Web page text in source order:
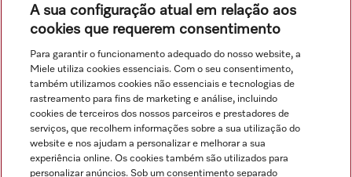
Comparar
Ver tudo
A sua configuração atual em relação aos
cookies que requerem consentimento
Para garantir o funcionamento adequado do nosso website, a
Miele utiliza cookies essenciais. Com o seu consentimento,
também utilizamos cookies não essenciais e tecnologias de
rastreamento para fins de marketing e análise, incluindo
cookies de terceiros dos nossos parceiros e prestadores de
serviços, que recolhem informações sobre a sua utilização do
website e nos ajudam a personalizar e melhorar a sua
experiência online. Os cookies também são utilizados para
personalizar anúncios. Sob um consentimento separado